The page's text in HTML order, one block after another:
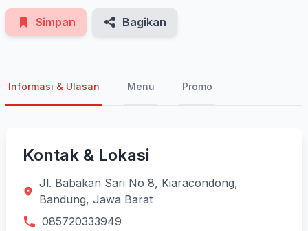
Simpan Bagikan
Informasi & Ulasan Menu Promo
Kontak & Lokasi
Jl. Babakan Sari No 8, Kiaracondong,
Bandung, Jawa Barat
085720333949